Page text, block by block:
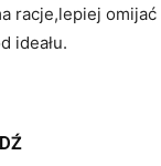
racje,lepiej
ideału.